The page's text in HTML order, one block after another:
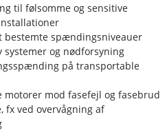
til følsomme og sensitive
bestemte spændingsniveauer
systemer og nødforsyning
på transportable
motorer mod fasefejl og fasebrud
fx ved overvågning af